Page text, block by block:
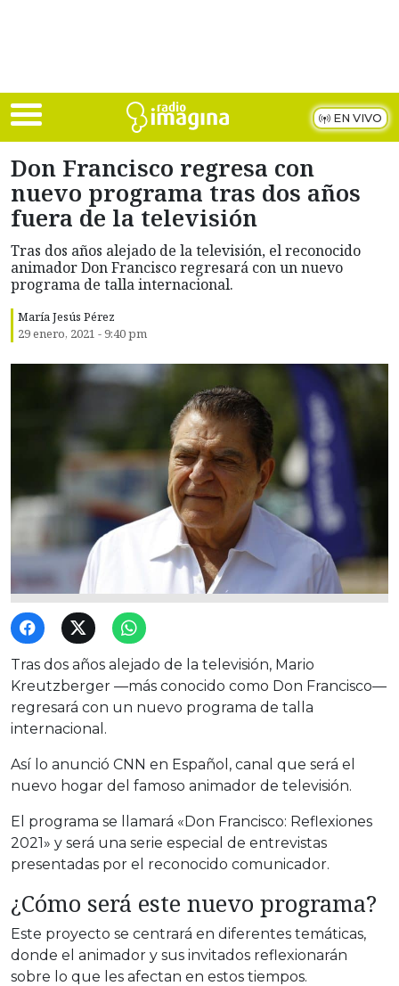
EN VIVO
Don Francisco regresa con
nuevo programa tras dos años
fuera de la televisión
Tras dos años alejado de la televisión, el reconocido
animador Don Francisco regresará con un nuevo
programa de talla internacional.
María Jesús Pérez
29 enero, 2021 - 9:40 pm
Tras dos años alejado de la televisión, Mario
Kreutzberger —más conocido como Don Francisco—
regresará con un nuevo programa de talla
internacional.
Así lo anunció CNN en Español, canal que será el
nuevo hogar del famoso animador de televisión.
El programa se llamará «Don Francisco: Reflexiones
2021» y será una serie especial de entrevistas
presentadas por el reconocido comunicador.
¿Cómo será este nuevo programa?
Este proyecto se centrará en diferentes temáticas,
donde el animador y sus invitados reflexionarán
sobre lo que les afectan en estos tiempos.